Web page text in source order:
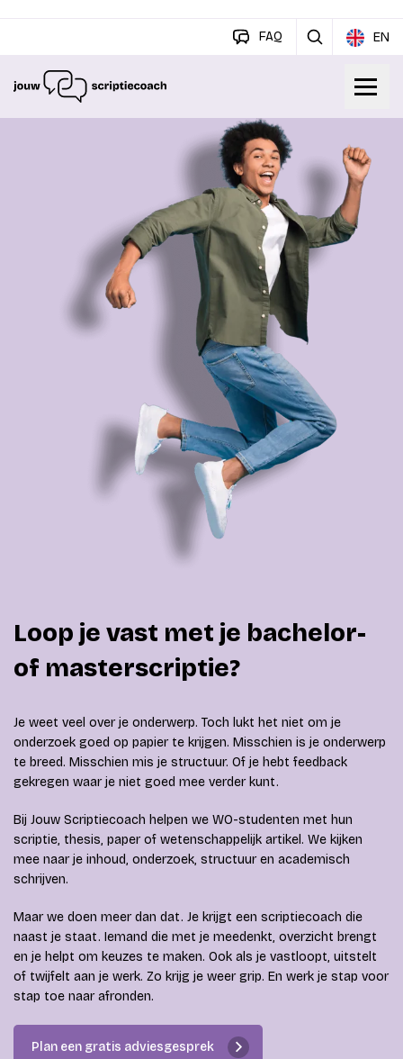
FAQ EN
Loop je vast met je bachelor-
of masterscriptie?
Je weet veel over je onderwerp. Toch lukt het niet om je
onderzoek goed op papier te krijgen. Misschien is je onderwerp
te breed. Misschien mis je structuur. Of je hebt feedback
gekregen waar je niet goed mee verder kunt.
Bij Jouw Scriptiecoach helpen we WO-studenten met hun
scriptie, thesis, paper of wetenschappelijk artikel. We kijken
mee naar je inhoud, onderzoek, structuur en academisch
schrijven.
Maar we doen meer dan dat. Je krijgt een scriptiecoach die
naast je staat. Iemand die met je meedenkt, overzicht brengt
en je helpt om keuzes te maken. Ook als je vastloopt, uitstelt
of twijfelt aan je werk. Zo krijg je weer grip. En werk je stap voor
stap toe naar afronden.
Plan een gratis adviesgesprek